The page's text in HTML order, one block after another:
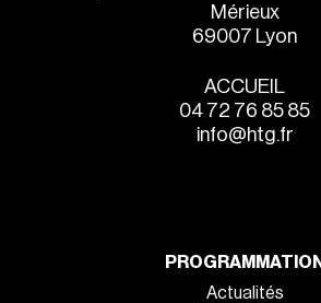
Mérieux
69007 Lyon
ACCUEIL
04 72 76 85 85
info@htg.fr
PROGRAMMATION
Actualités